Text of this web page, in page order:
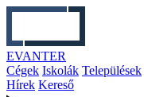
EVANTER
Cégek Iskolák Települések
Hírek Kereső